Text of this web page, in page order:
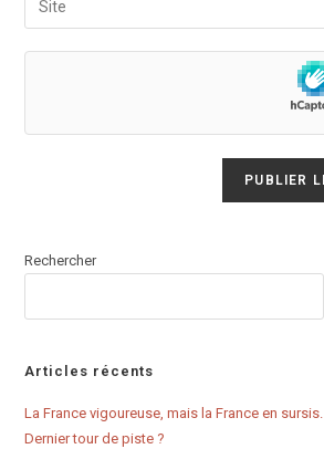
comment
address
l’URL
de
(facultatif)
Rechercher
Articles récents
La France vigoureuse, mais la France en sursis.
Dernier tour de piste ?